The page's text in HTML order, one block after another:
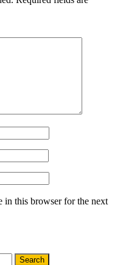
in this browser for the next